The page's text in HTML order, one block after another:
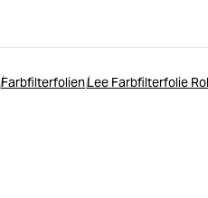
FarbfilterfolienLee Farbfilterfolie